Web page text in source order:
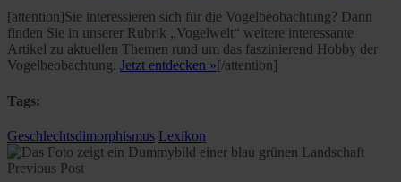
[attention]Sie interessieren sich für die Vogelbeobachtung? Dann
finden Sie in unserer Rubrik „Vogelwelt“ weitere interessante
Artikel zu aktuellen Themen rund um das faszinierend Hobby der
Vogelbeobachtung. Jetzt entdecken »[/attention]
Tags:
Geschlechtsdimorphismus Lexikon
Previous Post